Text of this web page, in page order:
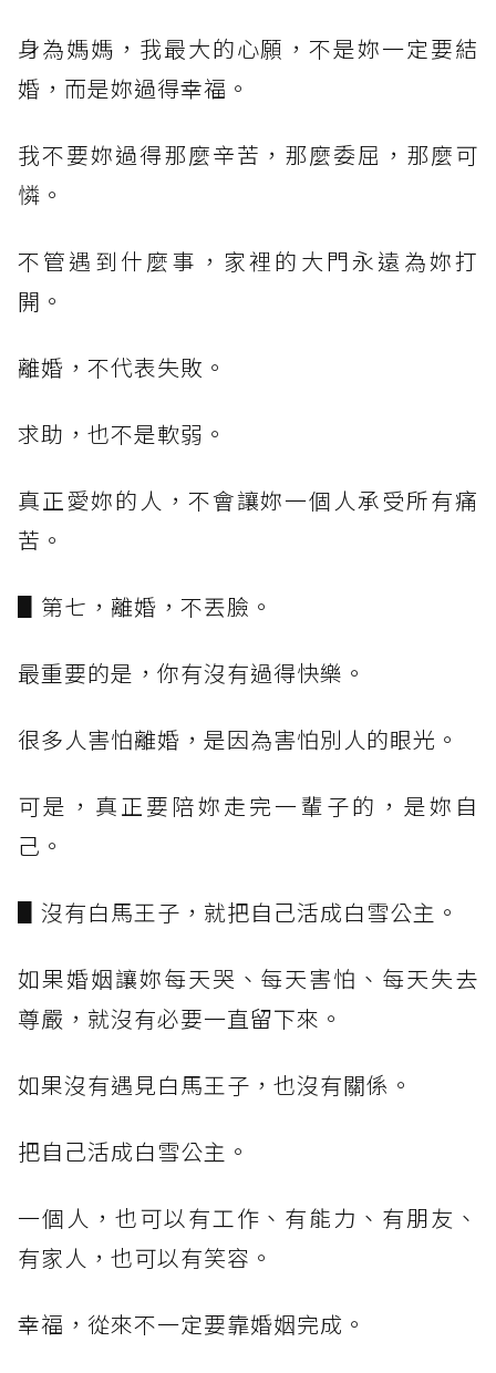
身為媽媽，我最大的心願，不是妳一定要結
婚，而是妳過得幸福。
我不要妳過得那麼辛苦，那麼委屈，那麼可
憐。
不管遇到什麼事，家裡的大門永遠為妳打
開。
離婚，不代表失敗。
求助，也不是軟弱。
真正愛妳的人，不會讓妳一個人承受所有痛
苦。
▋第七，離婚，不丟臉。
最重要的是，你有沒有過得快樂。
很多人害怕離婚，是因為害怕別人的眼光。
可是，真正要陪妳走完一輩子的，是妳自
己。
▋沒有白馬王子，就把自己活成白雪公主。
如果婚姻讓妳每天哭、每天害怕、每天失去
尊嚴，就沒有必要一直留下來。
如果沒有遇見白馬王子，也沒有關係。
把自己活成白雪公主。
一個人，也可以有工作、有能力、有朋友、
有家人，也可以有笑容。
幸福，從來不一定要靠婚姻完成。